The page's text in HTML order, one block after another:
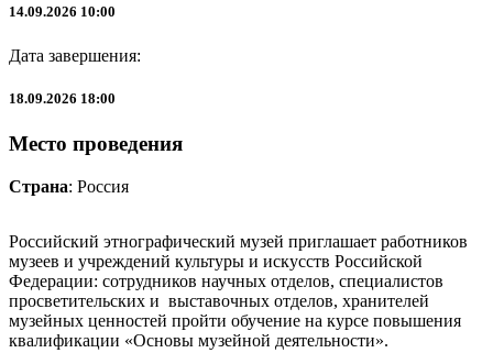
14.09.2026 10:00
Дата завершения:
18.09.2026 18:00
Место проведения
Страна: Россия
Российский этнографический музей приглашает работников
музеев и учреждений культуры и искусств Российской
Федерации: сотрудников научных отделов, специалистов
просветительских и выставочных отделов, хранителей
музейных ценностей пройти обучение на курсе повышения
квалификации «Основы музейной деятельности».